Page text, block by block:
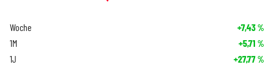
Woche +7,43%
1M +5,71 %
1J +27,77%